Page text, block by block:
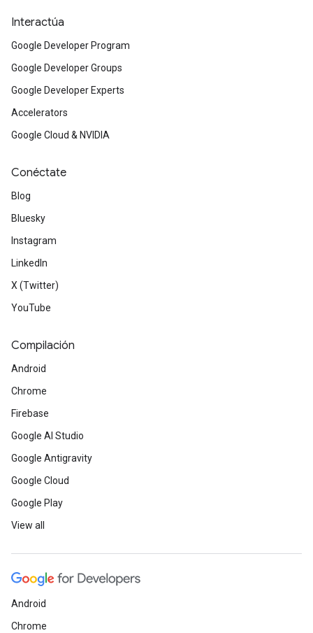
Interactúa
Google Developer Program
Google Developer Groups
Google Developer Experts
Accelerators
Google Cloud & NVIDIA
Conéctate
Blog
Bluesky
Instagram
LinkedIn
X (Twitter)
YouTube
Compilación
Android
Chrome
Firebase
Google AI Studio
Google Antigravity
Google Cloud
Google Play
View all
Android
Chrome